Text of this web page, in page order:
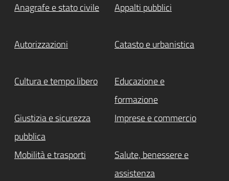
Anagrafe e stato civile Appalti pubblici
Autorizzazioni Catasto e urbanistica
Cultura e tempo libero
Educazione e
formazione
Giustizia e sicurezza
pubblica
Imprese e commercio
Mobilità e trasporti
Salute, benessere e
assistenza